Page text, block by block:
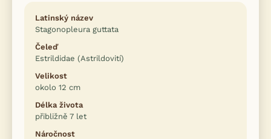
Latinský název
Stagonopleura guttata
Čeleď
Estrildidae (Astrildovití)
Velikost
okolo 12 cm
Délka života
přibližně 7 let
Náročnost